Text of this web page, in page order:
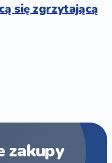
się zgrzytającą
zakupy